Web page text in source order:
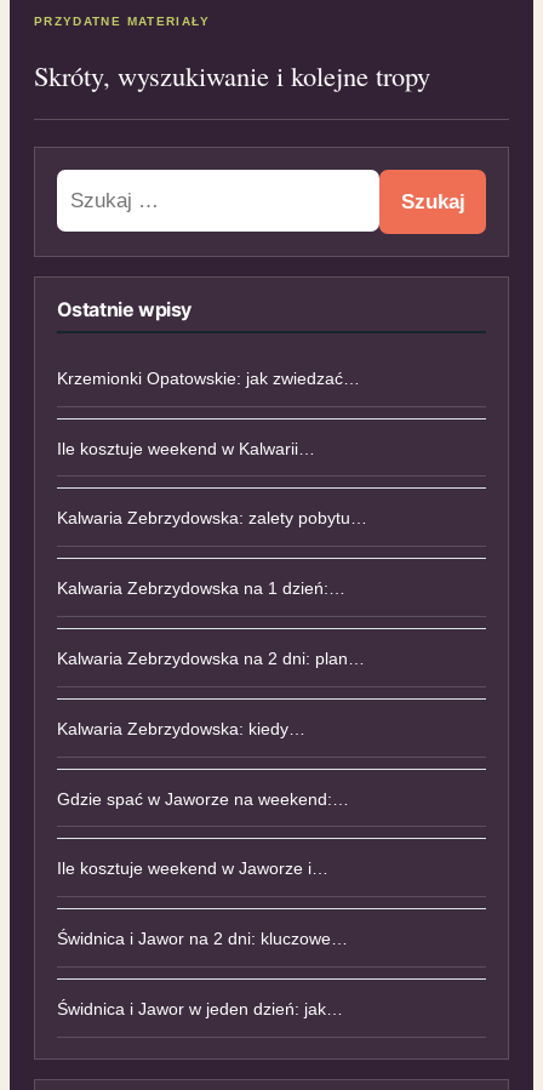
PRZYDATNE MATERIAŁY
Skróty, wyszukiwanie i kolejne tropy
Szukaj:
Ostatnie wpisy
Krzemionki Opatowskie: jak zwiedzać…
Ile kosztuje weekend w Kalwarii…
Kalwaria Zebrzydowska: zalety pobytu…
Kalwaria Zebrzydowska na 1 dzień:…
Kalwaria Zebrzydowska na 2 dni: plan…
Kalwaria Zebrzydowska: kiedy…
Gdzie spać w Jaworze na weekend:…
Ile kosztuje weekend w Jaworze i…
Świdnica i Jawor na 2 dni: kluczowe…
Świdnica i Jawor w jeden dzień: jak…